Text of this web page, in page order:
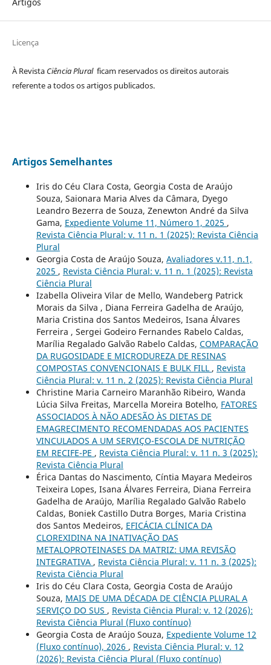
Artigos
Licença
À Revista Ciência Plural ficam reservados os direitos autorais
referente a todos os artigos publicados.
Artigos Semelhantes
Iris do Céu Clara Costa, Georgia Costa de Araújo
Souza, Saionara Maria Alves da Câmara, Dyego
Leandro Bezerra de Souza, Zenewton André da Silva
Gama, Expediente Volume 11, Número 1, 2025 ,
Revista Ciência Plural: v. 11 n. 1 (2025): Revista Ciência
Plural
Georgia Costa de Araújo Souza, Avaliadores v.11, n.1,
2025 , Revista Ciência Plural: v. 11 n. 1 (2025): Revista
Ciência Plural
Izabella Oliveira Vilar de Mello, Wandeberg Patrick
Morais da Silva , Diana Ferreira Gadelha de Araújo,
Maria Cristina dos Santos Medeiros, Isana Álvares
Ferreira , Sergei Godeiro Fernandes Rabelo Caldas,
Marília Regalado Galvão Rabelo Caldas, COMPARAÇÃO
DA RUGOSIDADE E MICRODUREZA DE RESINAS
COMPOSTAS CONVENCIONAIS E BULK FILL , Revista
Ciência Plural: v. 11 n. 2 (2025): Revista Ciência Plural
Christine Maria Carneiro Maranhão Ribeiro, Wanda
Lúcia Silva Freitas, Marcella Moreira Botelho, FATORES
ASSOCIADOS À NÃO ADESÃO ÀS DIETAS DE
EMAGRECIMENTO RECOMENDADAS AOS PACIENTES
VINCULADOS A UM SERVIÇO-ESCOLA DE NUTRIÇÃO
EM RECIFE-PE , Revista Ciência Plural: v. 11 n. 3 (2025):
Revista Ciência Plural
Érica Dantas do Nascimento, Cíntia Mayara Medeiros
Teixeira Lopes, Isana Álvares Ferreira, Diana Ferreira
Gadelha de Araújo, Marília Regalado Galvão Rabelo
Caldas, Boniek Castillo Dutra Borges, Maria Cristina
dos Santos Medeiros, EFICÁCIA CLÍNICA DA
CLOREXIDINA NA INATIVAÇÃO DAS
METALOPROTEINASES DA MATRIZ: UMA REVISÃO
INTEGRATIVA , Revista Ciência Plural: v. 11 n. 3 (2025):
Revista Ciência Plural
Iris do Céu Clara Costa, Georgia Costa de Araújo
Souza, MAIS DE UMA DÉCADA DE CIÊNCIA PLURAL A
SERVIÇO DO SUS , Revista Ciência Plural: v. 12 (2026):
Revista Ciência Plural (Fluxo contínuo)
Georgia Costa de Araújo Souza, Expediente Volume 12
(Fluxo contínuo), 2026 , Revista Ciência Plural: v. 12
(2026): Revista Ciência Plural (Fluxo contínuo)